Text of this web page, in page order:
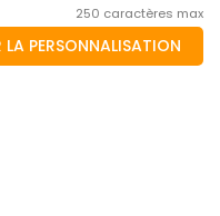
250 caractères max
LA PERSONNALISATION